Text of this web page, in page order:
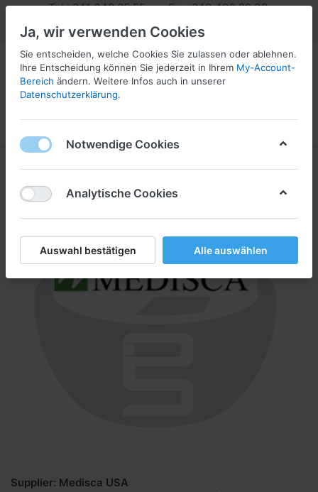
Tel.: 041 340 05 55 Fax: 043 430 20 33
info@pharmaserv.com
Supplier: Medisca USA
Ja, wir verwenden Cookies
Sie entscheiden, welche Cookies Sie zulassen oder ablehnen.
Ihre Entscheidung können Sie jederzeit in Ihrem My-Account-
Bereich ändern. Weitere Infos auch in unserer
Datenschutzerklärung.
Notwendige Cookies
Analytische Cookies
Auswahl bestätigen Alle auswählen